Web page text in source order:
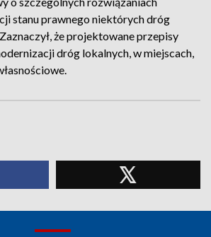
stanu prawnego niektórych dróg
że projektowane przepisy
dróg lokalnych, w miejscach,